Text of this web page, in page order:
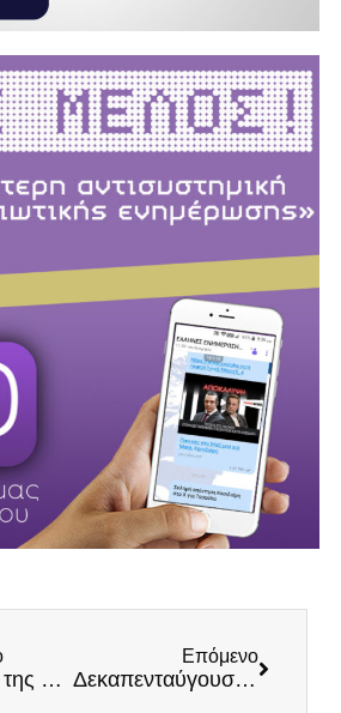
Το Σύστημα της μεταπολιτεύσεως θέτει πυρ στις Ρίζες του ελληνικού Έθνους: Να μην τους το επιτρέψουμε!
Επόμενο
Δεκαπενταύγουστος: Αυτά είναι τα 500 ονόματα της Παναγίας!